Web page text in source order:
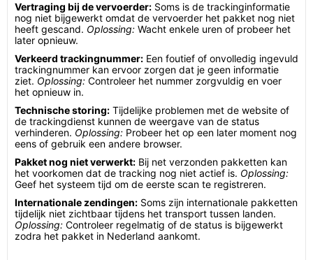
Vertraging bij de vervoerder: Soms is de trackinginformatie
nog niet bijgewerkt omdat de vervoerder het pakket nog niet
heeft gescand. Oplossing: Wacht enkele uren of probeer het
later opnieuw.
Verkeerd trackingnummer: Een foutief of onvolledig ingevuld
trackingnummer kan ervoor zorgen dat je geen informatie
ziet. Oplossing: Controleer het nummer zorgvuldig en voer
het opnieuw in.
Technische storing: Tijdelijke problemen met de website of
de trackingdienst kunnen de weergave van de status
verhinderen. Oplossing: Probeer het op een later moment nog
eens of gebruik een andere browser.
Pakket nog niet verwerkt: Bij net verzonden pakketten kan
het voorkomen dat de tracking nog niet actief is. Oplossing:
Geef het systeem tijd om de eerste scan te registreren.
Internationale zendingen: Soms zijn internationale pakketten
tijdelijk niet zichtbaar tijdens het transport tussen landen.
Oplossing: Controleer regelmatig of de status is bijgewerkt
zodra het pakket in Nederland aankomt.